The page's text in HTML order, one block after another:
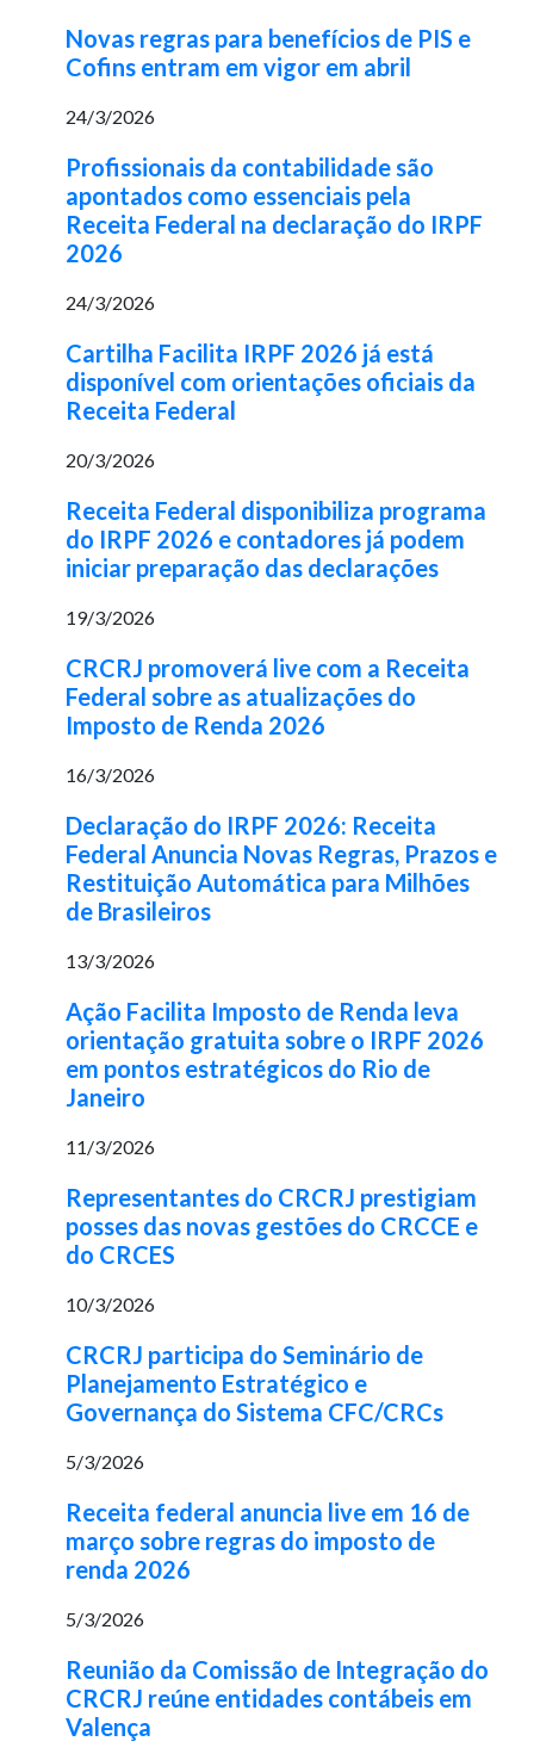
Novas regras para benefícios de PIS e
Cofins entram em vigor em abril
24/3/2026
Profissionais da contabilidade são
apontados como essenciais pela
Receita Federal na declaração do IRPF
2026
24/3/2026
Cartilha Facilita IRPF 2026 já está
disponível com orientações oficiais da
Receita Federal
20/3/2026
Receita Federal disponibiliza programa
do IRPF 2026 e contadores já podem
iniciar preparação das declarações
19/3/2026
CRCRJ promoverá live com a Receita
Federal sobre as atualizações do
Imposto de Renda 2026
16/3/2026
Declaração do IRPF 2026: Receita
Federal Anuncia Novas Regras, Prazos e
Restituição Automática para Milhões
de Brasileiros
13/3/2026
Ação Facilita Imposto de Renda leva
orientação gratuita sobre o IRPF 2026
em pontos estratégicos do Rio de
Janeiro
11/3/2026
Representantes do CRCRJ prestigiam
posses das novas gestões do CRCCE e
do CRCES
10/3/2026
CRCRJ participa do Seminário de
Planejamento Estratégico e
Governança do Sistema CFC/CRCs
5/3/2026
Receita federal anuncia live em 16 de
março sobre regras do imposto de
renda 2026
5/3/2026
Reunião da Comissão de Integração do
CRCRJ reúne entidades contábeis em
Valença